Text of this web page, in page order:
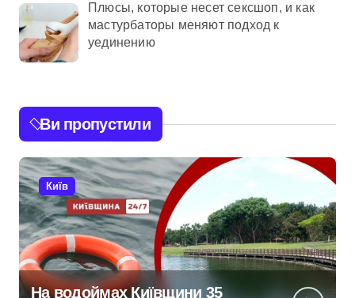
Плюсы, которые несет сексшоп, и как
мастурбаторы меняют подход к
уединению
Ви пропустили
Київ
На водоймах Київщини 35